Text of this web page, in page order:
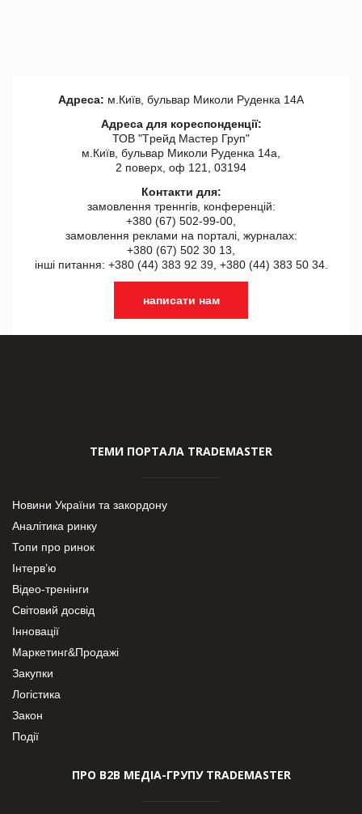
Адреса: м.Київ, бульвар Миколи Руденка 14А
Адреса для кореспонденції:
ТОВ "Tрейд Мастер Груп"
м.Київ, бульвар Миколи Руденка 14а,
2 поверх, оф 121, 03194
Контакти для:
замовлення треннгів, конференцій:
+380 (67) 502-99-00,
замовлення реклами на порталі, журналах:
+380 (67) 502 30 13,
інші питання: +380 (44) 383 92 39, +380 (44) 383 50 34.
написати нам
ТЕМИ ПОРТАЛА TRADEMASTER
Новини України та закордону
Аналітика ринку
Топи про ринок
Інтерв’ю
Відео-тренінги
Світовий досвід
Інновації
Маркетинг&Продажі
Закупки
Логістика
Закон
Події
ПРО В2В МЕДІА-ГРУПУ TRADEMASTER